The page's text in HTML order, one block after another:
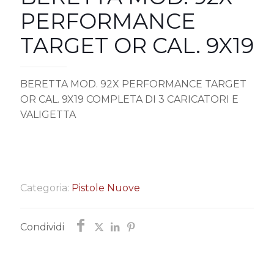
PERFORMANCE
TARGET OR CAL. 9X19
BERETTA MOD. 92X PERFORMANCE TARGET
OR CAL. 9X19 COMPLETA DI 3 CARICATORI E
VALIGETTA
Categoria: Pistole Nuove
Condividi